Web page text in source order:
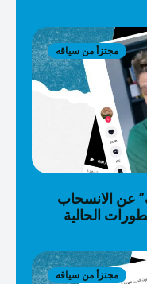
مجتزأ من سياقه
عن الانسحاب
الحالية
مجتزأ من سياقه